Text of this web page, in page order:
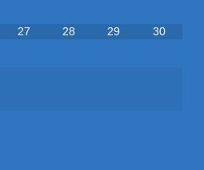
27 28 29 30